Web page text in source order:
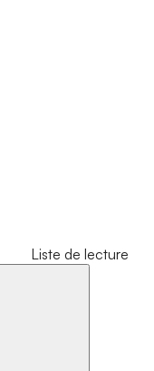
Liste de lecture